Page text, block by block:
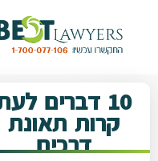
10 דברים לעת
קרות תאונת
דרכים